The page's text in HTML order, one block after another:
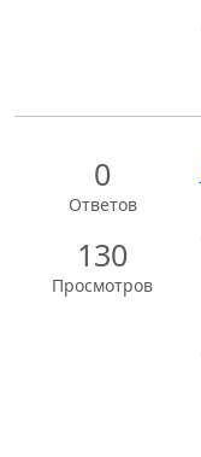
0
Ответов
130
Просмотров